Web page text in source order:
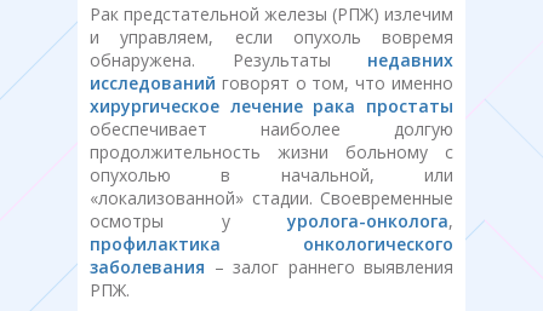
Рак предстательной железы (РПЖ) излечим
и управляем, если опухоль вовремя
обнаружена. Результаты недавних
исследований говорят о том, что именно
хирургическое лечение рака простаты
обеспечивает наиболее долгую
продолжительность жизни больному с
опухолью в начальной, или
«локализованной» стадии. Своевременные
осмотры ууролога-онколога,
профилактика онкологического
заболевания – залог раннего выявления
РПЖ.